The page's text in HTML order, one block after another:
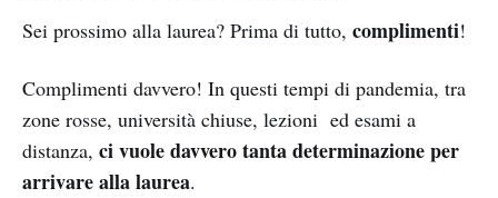
Sei prossimo alla laurea? Prima di tutto, complimenti!
Complimenti davvero! In questi tempi di pandemia, tra
zone rosse, università chiuse, lezioni ed esami a
distanza, ci vuole davvero tanta determinazione per
arrivare alla laurea.